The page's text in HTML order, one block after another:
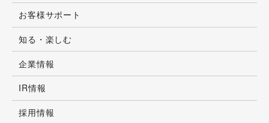
お客様サポート
知る・楽しむ
企業情報
IR情報
採用情報